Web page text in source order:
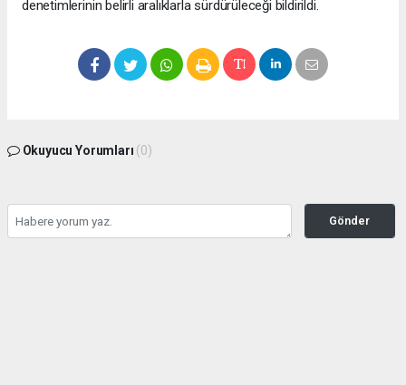
denetimlerinin belirli aralıklarla sürdürüleceği bildirildi.
Okuyucu Yorumları (0)
Gönder